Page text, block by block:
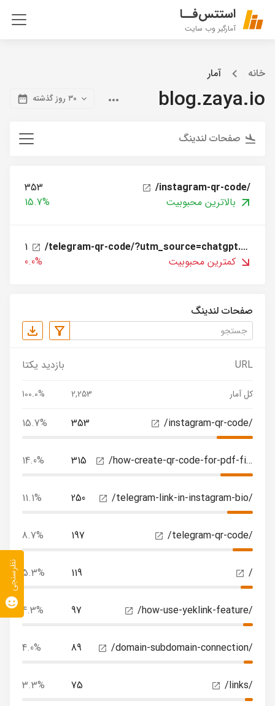
استتس‌فــا
آمارگیر وب سایت
خانه آمار
blog.zaya.io ۳۰ روز گذشته
صفحات لندینگ
/instagram-qr-code/
353
بالاترین محبوبیت
15.7%
/telegram-qr-code/?utm_source=chatgpt.com
1
کمترین محبوبیت
0.0%
صفحات لندینگ
URL بازدید یکتا
کل آمار 2,253
100.0%
/instagram-qr-code/
353
15.7%
/how-create-qr-code-for-pdf-files/
315
14.0%
/telegram-link-in-instagram-bio/
250
11.1%
/telegram-qr-code/
197
8.7%
/
119
5.3%
/how-use-yeklink-feature/
97
4.3%
/domain-subdomain-connection/
89
4.0%
/links/
75
3.3%
نظرسنجی